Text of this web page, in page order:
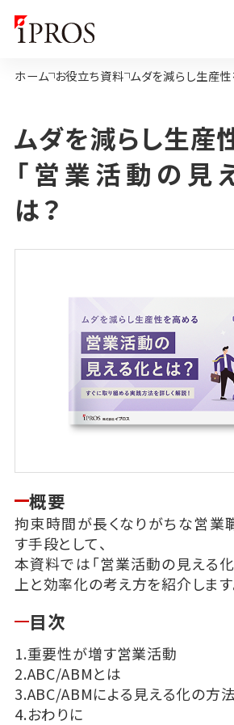
ホーム お役立ち資料 ムダを減らし生産
ムダを減らし生産
「営業活動の見
は？
概要
拘束時間が長くなりがちな営業
す手段として、
本資料では「営業活動の見える
上と効率化の考え方を紹介します
目次
1.重要性が増す営業活動
2.ABC/ABMとは
3.ABC/ABMによる見える化の方
4.おわりに